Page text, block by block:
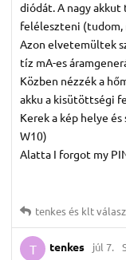
diódát. A nagy
feléleszteni (tudom,
Azon elvetemültek
tíz mA-es
Közben nézzék a
akku a kisütöttségi
Kerek a kép helye
W10)
Alatta I forgot my
tenkesés klt
T tenkes júl 7.